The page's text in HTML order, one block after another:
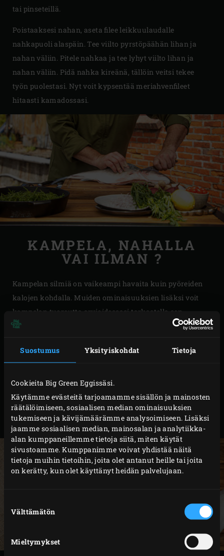
Suostumus Yksityiskohdat Tietoja
Cookieita Big Green Eggissäsi.
Käytämme evästeitä tarjoamamme sisällön ja mainosten
räätälöimiseen, sosiaalisen median ominaisuuksien
tukemiseen ja kävijämäärämme analysoimiseen. Lisäksi
jaamme sosiaalisen median, mainosalan ja analytiikka-
alan kumppaneillemme tietoja siitä, miten käytät
sivustoamme. Kumppanimme voivat yhdistää näitä
tietoja muihin tietoihin, joita olet antanut heille tai joita
on kerätty, kun olet käyttänyt heidän palvelujaan.
valinta
Välttämätön
Mieltymykset
tai pinseteillä.
Poistaaksesi nahan, aseta filee leikkuulaudalle
nahkapuoli alaspäin. Tee viilto pyrstöpäähän lihan ja
nahan väliin. Pitele nahkaa ja tee lyhyt viilto lihan ja
nahan väliin. Pidä nahka kireänä, tällöin veitsi tekee
työn puolestasi. Nyt voit kypsentää meriahvenfileet
hitaasti kamadossasi.
KAMPELA, NAHALLA
VAI ILMAN ?
Kampelan silmiä on vaikeampi havaita kuin pyöreiden
kalojen kohdalla. Muiden ominaisuuksien lisäksi voit
kampelan tuoreutta arvioidessasi tarkastella sen
tummalla nahalla sijaitsevia oransseja pisteitä. Näiden
nahattomia punakampelafileitä, sinun kannattaa pyytää
nimittäin melko vaikeaa, jos kalaa ei ole kypsennetty.
Kypsentämisen jälkeen nahka on helppo irrottaa. Kalan
vatsapuolen vaalea nahka voidaan jättää paikoilleen, se
on herkullista!